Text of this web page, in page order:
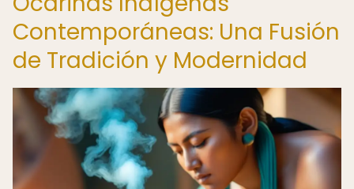
Contemporáneas: Una Fusión
de Tradición y Modernidad